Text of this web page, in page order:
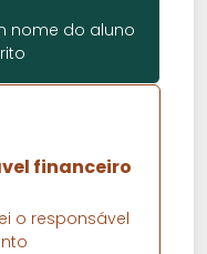
nome do aluno
financeiro
o responsável